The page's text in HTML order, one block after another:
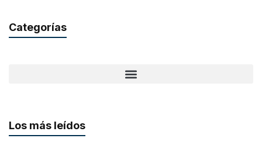
Categorías
Los más leídos